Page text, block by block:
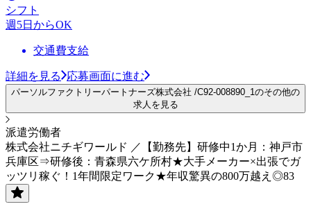
シフト
週5日からOK
交通費支給
詳細を見る 応募画面に進む
パーソルファクトリーパートナーズ株式会社 /C92-008890_1のその他の
求人を見る
派遣労働者
株式会社ニチギワールド ／【勤務先】研修中1か月：神戸市
兵庫区⇒研修後：青森県六ケ所村★大手メーカー×出張でガ
ッツリ稼ぐ！1年間限定ワーク★年収驚異の800万越え◎83